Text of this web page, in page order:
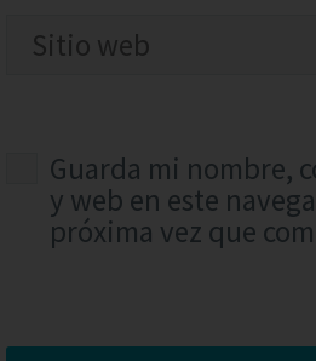
Guarda mi nombre,
y web en este
próxima vez que